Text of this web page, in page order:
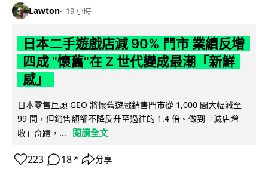
Lawton 19 小時
日本二手遊戲店減 90% 門市 業績反增
四成 "懷舊"在 Z 世代變成最潮「新鮮
感」
日本零售巨頭 GEO 將懷舊遊戲銷售門市從 1,000 間大幅減至
99 間，但銷售額卻不降反升至過往的 1.4 倍。做到「減店增
收」奇蹟，...
閱讀全文
223 18 ↗ 分享